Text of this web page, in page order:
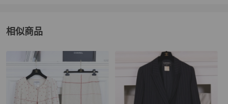
相似商品
更多相似 Chanel 女裝推薦精品